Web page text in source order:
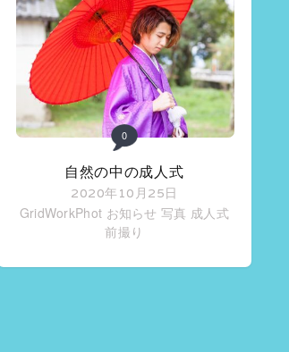
0
自然の中の成人式
2020年10月25日
GridWorkPhot お知らせ 写真 成人式
前撮り